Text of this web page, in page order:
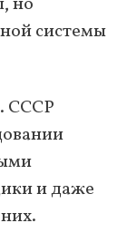
системы
СССР
и даже